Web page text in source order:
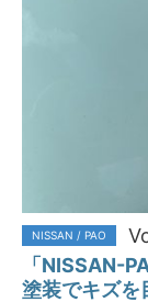
NISSAN / PAO
「NISSAN-
塗装でキズを